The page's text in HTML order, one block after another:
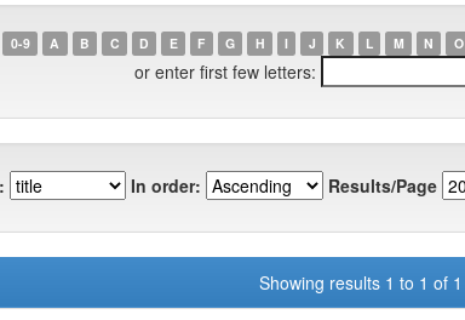
0-9 A B C D E F G H I J K L M N O
or enter first few letters:
In order: Results/Page
Showing results 1 to 1 of 1